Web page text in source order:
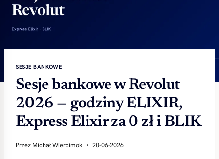
SESJE BANKOWE
Sesje bankowe w Revolut
2026 — godziny ELIXIR,
Express Elixir za 0 zł i BLIK
Przez Michał Wiercimok 20-06-2026